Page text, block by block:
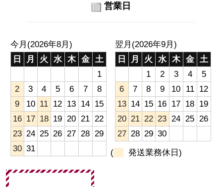
営業日
今月(2026年8月)
日
月 火 水 木 金 土
1
2
3 4 5 6 7
8
9
10 11 12 13 14 15
16 17 18 19 20 21 22
23 24 25 26 27 28 29
30 31
翌月(2026年9月)
日
月 火 水 木 金
土
1
2 3 4
5
6
7 8 9 10 11
12
13 14 15 16 17 18 19
20 21 22 23 24 25 26
27 28 29 30
( 発送業務休日)